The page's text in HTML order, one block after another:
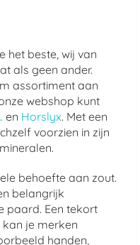
het beste, wij van
als geen ander.
assortiment aan
webshop kunt
en Horslyx. Met een
voorzien in zijn
behoefte aan zout.
belangrijk
paard. Een tekort
je merken
handen,